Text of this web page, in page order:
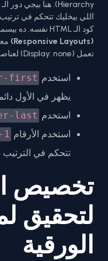
Hierarchy). هنا بيجي دور الـ
اللي بيخليك تتحكم في
كود الـ HTML نفسه. ده بيسمحلك تعمل
(Responsive Layouts)
تعمل (Display: none) لعناصر تانية.
استخدم first
يظهر في الأول
استخدم last
استخدم الأرقام 1
تتحكم في الترتيب
لتحقيق
الورقية